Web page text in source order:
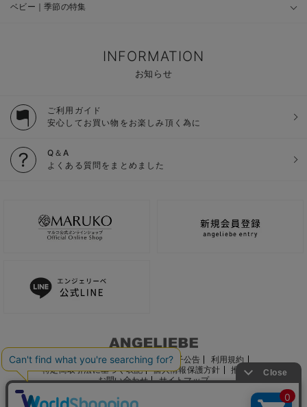
ベビー｜季節の特集
INFORMATION
お知らせ
ご利用ガイド
安心してお買い物をお楽しみ頂く為に
Q＆A
よくある質問をまとめました
ご利用ガイド 会社概要 電子公告
利用規約
特定商取引法に基づく表記
個人情報保護方針
推奨環境
お問い合わせ
サイトマップ